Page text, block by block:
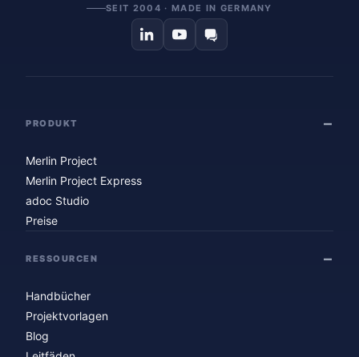
SEIT 2004 · MADE IN GERMANY
PRODUKT
Merlin Project
Merlin Project Express
adoc Studio
Preise
RESSOURCEN
Handbücher
Projektvorlagen
Blog